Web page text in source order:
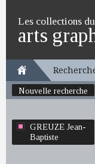
Les collections
arts
Nouvelle recherche
GREUZE Jean-
Baptiste